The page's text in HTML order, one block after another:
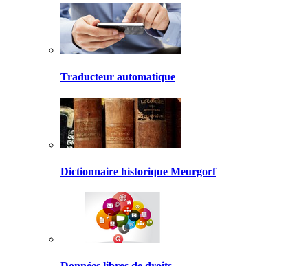
Traducteur automatique
Dictionnaire historique Meurgorf